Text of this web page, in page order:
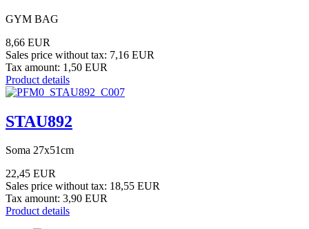
GYM BAG
8,66 EUR
Sales price without tax: 7,16 EUR
Tax amount: 1,50 EUR
Product details
STAU892
Soma 27x51cm
22,45 EUR
Sales price without tax: 18,55 EUR
Tax amount: 3,90 EUR
Product details